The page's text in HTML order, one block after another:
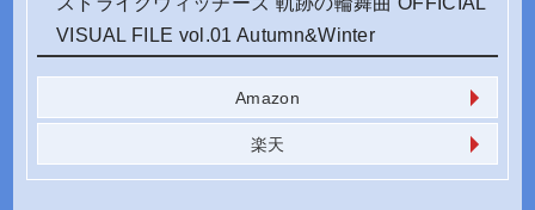
VISUAL FILE vol.01 Autumn&Winter
Amazon
楽天